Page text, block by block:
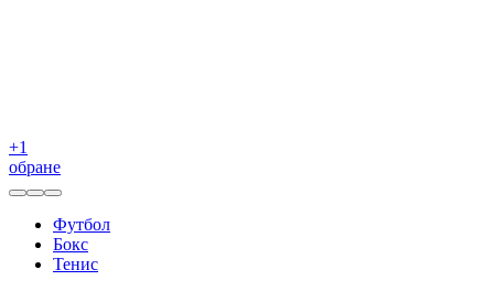
+1
обране
Футбол
Бокс
Тенис